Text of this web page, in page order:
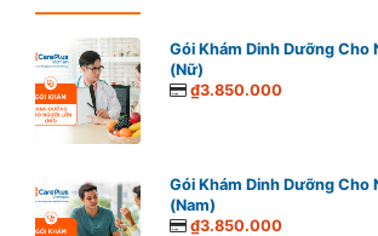
Gói Khám Dinh Dưỡng Cho
(Nữ)
₫3.850.000
Gói Khám Dinh Dưỡng Cho
(Nam)
₫3.850.000